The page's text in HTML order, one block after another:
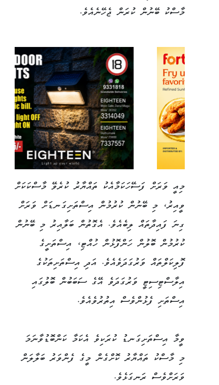
މާސްކު ބޭނުން ކުރަން ޖެހޭނެއެވެ.
މިއީ ވަރަށް ފަސޭހަކަމާއެކު ތައްޔާރު ކުރެވޭ މާސްކަކަށް
ވީއިރު، މި ބޭނުން ކުރުމުން އިސްތަށިގަނޑަށް ވަރަށް
ގިނަ ފައިދާތައް ލިބެއެވެ. އެގޮތުން ބަލާއިރު މި ބޭނުން
ކުރުމުން ބޮލުން ހަންފޮޅުން ހުއްޓި، އިސްތަށީގެ
ފޮލިކަލްތައް ވަރުގަދަވެއެވެ. އަދި އިސްތަށިތަކުގެ
އިލާސްޓިސިޓީ ވަރުގަދަވެ އޭގެ ސަބަބުން ބޮލުގައި
އިސްތަށި ފެޅުންވެސް އިތުރުވެއެވެ.
ވީމާ އިސްތަށިގަނޑު ކުރަކިވެ އެކަމާ ކަންބޮޑުވާނަމަ
މި މާސްކު ތައްޔާރު ކޮށްގެން މީގެ ފެންވަރު ބަލާލަން
ވަރަށްވެސް ރަނގަޅެވެ.